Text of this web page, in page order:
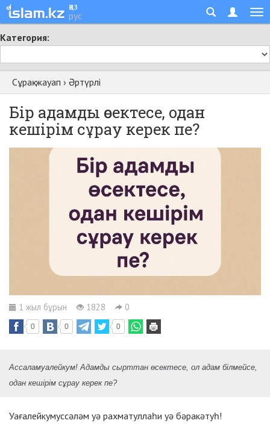
қаз
рус
Категория:
Сұрақ-жауап › Әртүрлі
Бір адамды өсектесе, одан
кешірім сұрау керек пе?
1 жыл бұрын 1828 0
0 0 0
Ассаламуалейкум!Адамды сырттан өсектесе, ол адам білмейсе,
одан кешірім сұрау керек пе?
Уағалейкумуссәләм уә рахматуллаһи уә бәракәтуһ!